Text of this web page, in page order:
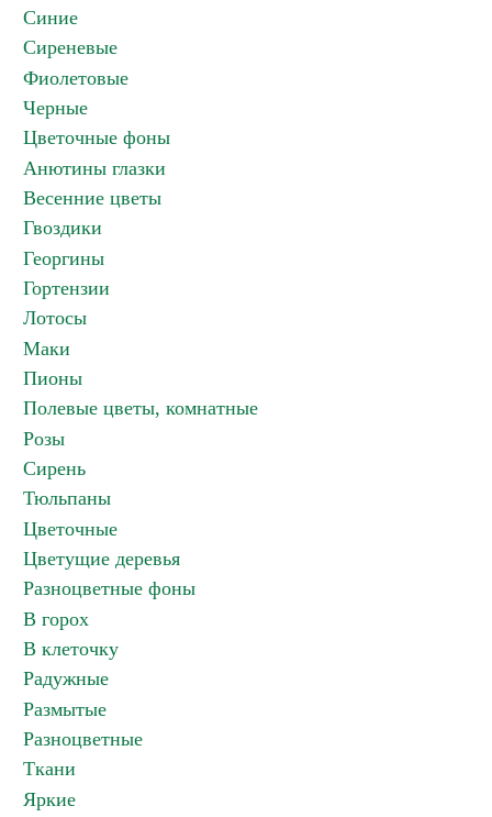
Синие
Сиреневые
Фиолетовые
Черные
Цветочные фоны
Анютины глазки
Весенние цветы
Гвоздики
Георгины
Гортензии
Лотосы
Маки
Пионы
Полевые цветы, комнатные
Розы
Сирень
Тюльпаны
Цветочные
Цветущие деревья
Разноцветные фоны
В горох
В клеточку
Радужные
Размытые
Разноцветные
Ткани
Яркие